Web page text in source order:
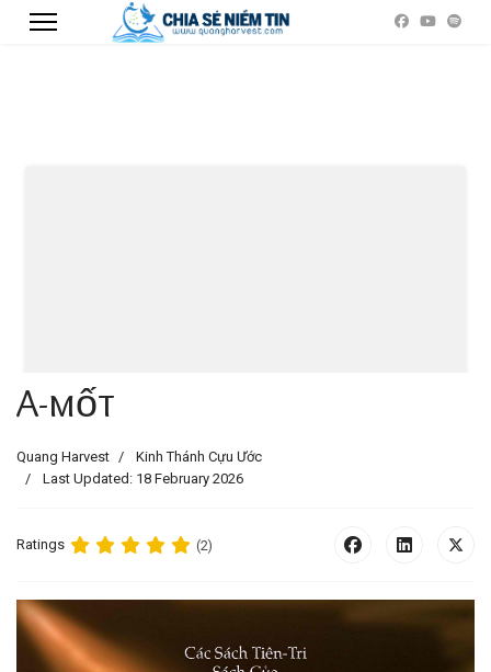
A-mốt
Quang Harvest
Kinh Thánh Cựu Ước
Last Updated: 18 February 2026
Ratings (2)